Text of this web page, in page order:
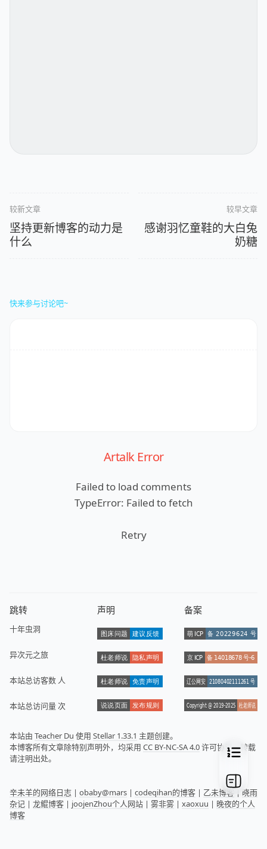
较新文章
坚持更新博客的动力是
什么
较早文章
感谢羽忆童鞋的大白兔
奶糖
快来参与讨论吧~
Artalk Error
Failed to load comments
TypeError: Failed to fetch
Retry
跳转
十年虫洞
异次元之旅
本站总访客数 人
本站总访问量次
声明 备案
本站由 Teacher Du 使用 Stellar 1.33.1 主题创建。
本博客所有文章除特别声明外，均采用 CC BY-NC-SA 4.0许可协议，转载
请注明出处。
辛未羊的网络日志 | obaby@mars | codeqihan的博客 | 乙未博客 | 晓雨
杂记 | 龙鲲博客 | joojenZhou个人网站 | 雾非雾 | xaoxuu | 晚夜的个人
博客